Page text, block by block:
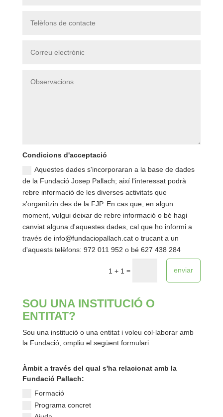
Condicions d'acceptació
Aquestes dades s'incorporaran a la base de dades
de la Fundació Josep Pallach; així l'interessat podrà
rebre informació de les diverses activitats que
s'organitzin des de la FJP. En cas que, en algun
moment, vulgui deixar de rebre informació o bé hagi
canviat alguna d'aquestes dades, cal que ho informi a
través de info@fundaciopallach.cat o trucant a un
d'aquests telèfons: 972 011 952 o bé 627 438 284
1 + 1 = enviar
SOU UNA INSTITUCIÓ O
ENTITAT?
Sou una institució o una entitat i voleu col·laborar amb
la Fundació, ompliu el següent formulari.
Àmbit a través del qual s'ha relacionat amb la
Fundació Pallach:
Formació
Programa concret